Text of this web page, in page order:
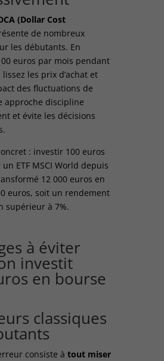
(Dollar Cost
de nombreux
les débutants. En
euros par mois pendant
les prix d’achat et
des fluctuations de
approche discipline
et évite les décisions
: investir 100 euros
ETF MSCI World depuis
12 000 euros en
euros, soit un rendement
supérieur à 7%.
à éviter
investit
en bourse
classiques
consiste à tout miser